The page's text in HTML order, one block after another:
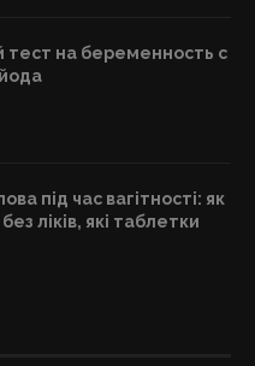
на беременность с
під час вагітності: як
ліків, які таблетки